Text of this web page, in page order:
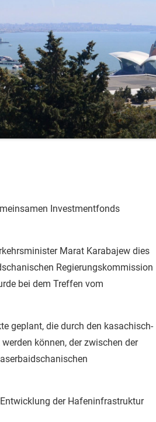
Investmentfonds
Marat Karabajew dies
Regierungskommission
bei dem Treffen vom
geplant, die durch den kasachisch-
können, der zwischen der
der Hafeninfrastruktur